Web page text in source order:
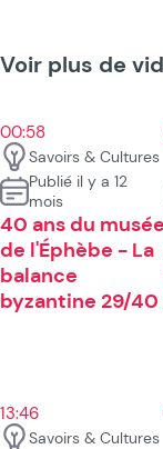
Voir plus de
00:58
Savoirs & Cultures
Publié il y a 12
mois
40 ans du musée
de l'Éphèbe - La
balance
byzantine 29/40
13:46
Savoirs & Cultures